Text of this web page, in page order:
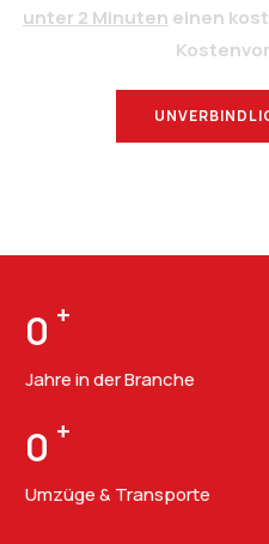
unter 2 Minuten einen
0 +
Jahre in der Branche
0 +
Umzüge & Transporte